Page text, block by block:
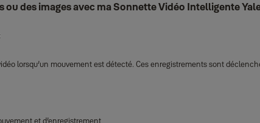
des images avec ma Sonnette Vidéo Intelligente
lorsqu’un mouvement est détecté. Ces enregistrements sont
et d’enregistrement